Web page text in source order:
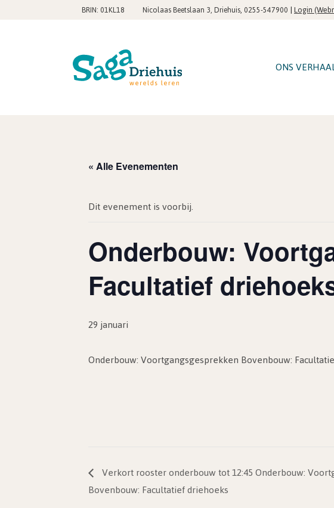
BRIN: 01KL18 Nicolaas Beetslaan 3, Driehuis, 0255-547900 |Login
ONS
« Alle Evenementen
Dit evenement is voorbij.
Onderbouw:
Facultatief
29 januari
Onderbouw: Voortgangsgesprekken Bovenbouw:
Verkort rooster onderbouw tot 12:45 Onderbouw:
Bovenbouw: Facultatief driehoeks